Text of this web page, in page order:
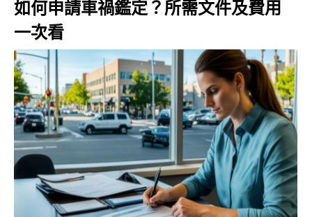
如何申請車禍鑑定？所需文件及費用
一次看